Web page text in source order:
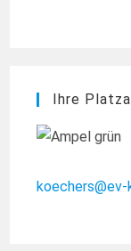
Ihre